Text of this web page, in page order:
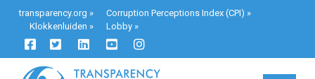
transparency.org » Corruption Perceptions Index (CPI) »
Klokkenluiden » Lobby»